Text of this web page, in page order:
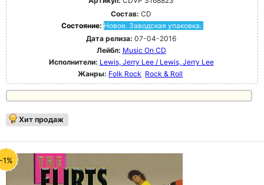
Состав: CD
Состояние: Новое. Заводская упаковка.
Дата релиза: 07-04-2016
Лейбл: Music On CD
Исполнители: Lewis, Jerry Lee / Lewis, Jerry Lee
Жанры: Folk Rock Rock & Roll
Хит продаж
-1%